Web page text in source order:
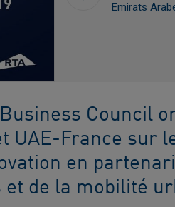
Emirats
Council
UAE-France sur
en
de la mobilité